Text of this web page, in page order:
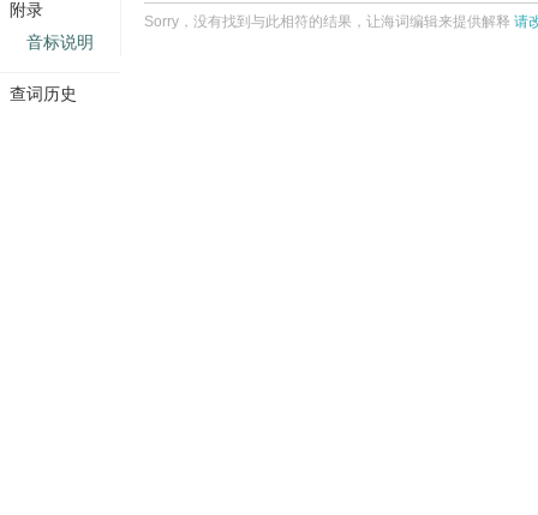
Sorry，没有找到与此相符的结果，让海词编辑来提供解释 请
附录
音标说明
查词历史